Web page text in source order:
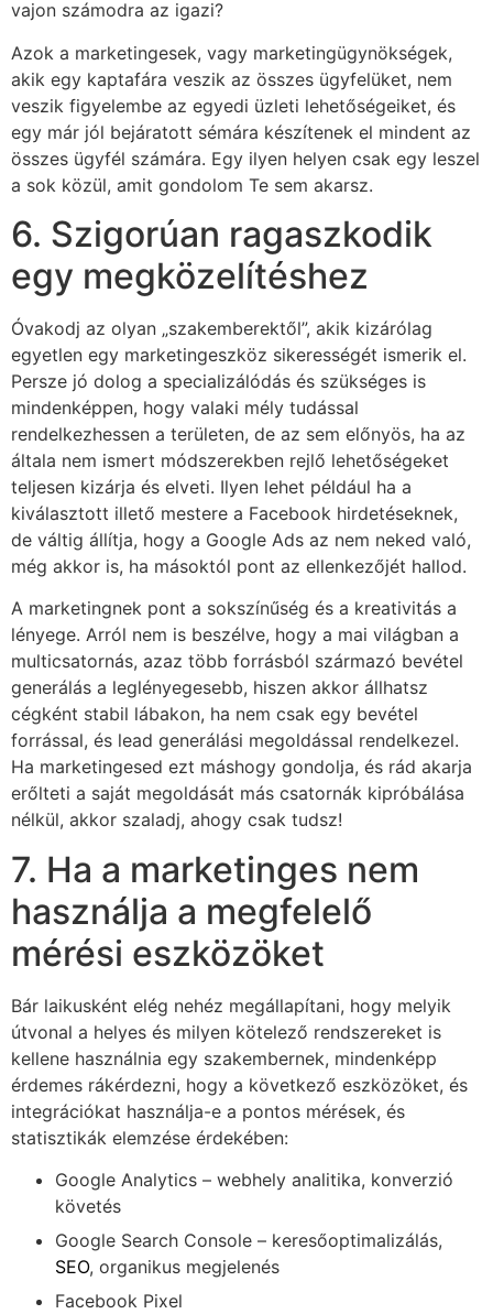
vajon számodra az igazi?
Azok a marketingesek, vagy marketingügynökségek,
akik egy kaptafára veszik az összes ügyfelüket, nem
veszik figyelembe az egyedi üzleti lehetőségeiket, és
egy már jól bejáratott sémára készítenek el mindent az
összes ügyfél számára. Egy ilyen helyen csak egy leszel
a sok közül, amit gondolom Te sem akarsz.
6. Szigorúan ragaszkodik
egy megközelítéshez
Óvakodj az olyan „szakemberektől”, akik kizárólag
egyetlen egy marketingeszköz sikerességét ismerik el.
Persze jó dolog a specializálódás és szükséges is
mindenképpen, hogy valaki mély tudással
rendelkezhessen a területen, de az sem előnyös, ha az
általa nem ismert módszerekben rejlő lehetőségeket
teljesen kizárja és elveti. Ilyen lehet például ha a
kiválasztott illető mestere a Facebook hirdetéseknek,
de váltig állítja, hogy a Google Ads az nem neked való,
még akkor is, ha másoktól pont az ellenkezőjét hallod.
A marketingnek pont a sokszínűség és a kreativitás a
lényege. Arról nem is beszélve, hogy a mai világban a
multicsatornás, azaz több forrásból származó bevétel
generálás a leglényegesebb, hiszen akkor állhatsz
cégként stabil lábakon, ha nem csak egy bevétel
forrással, és lead generálási megoldással rendelkezel.
Ha marketingesed ezt máshogy gondolja, és rád akarja
erőlteti a saját megoldását más csatornák kipróbálása
nélkül, akkor szaladj, ahogy csak tudsz!
7. Ha a marketinges nem
használja a megfelelő
mérési eszközöket
Bár laikusként elég nehéz megállapítani, hogy melyik
útvonal a helyes és milyen kötelező rendszereket is
kellene használnia egy szakembernek, mindenképp
érdemes rákérdezni, hogy a következő eszközöket, és
integrációkat használja-e a pontos mérések, és
statisztikák elemzése érdekében:
Google Analytics – webhely analitika, konverzió
követés
Google Search Console – keresőoptimalizálás,
SEO, organikus megjelenés
Facebook Pixel